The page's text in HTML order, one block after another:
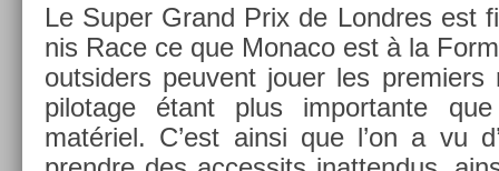
Le Super Grand Prix de Londres est
nis Race ce que Monaco est à la
out­sid­ers peuvent jouer les
pilotage étant plus im­por­tante
matériel. C’est ainsi que l’on a vu